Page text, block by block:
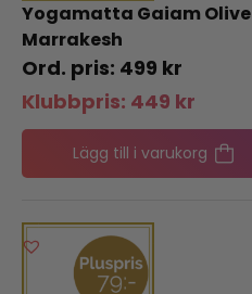
Yogamatta Gaiam Olive
Marrakesh
499 kr
Klubbpris: 449 kr
Lägg till i varukorg